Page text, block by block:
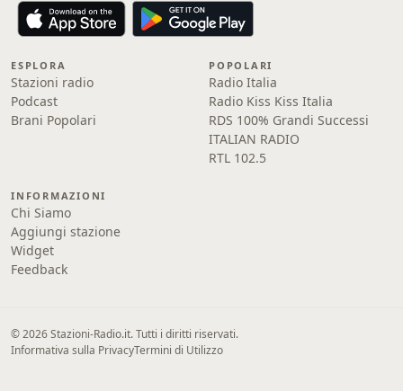
ESPLORA
Stazioni radio
Podcast
Brani Popolari
POPOLARI
Radio Italia
Radio Kiss Kiss Italia
RDS 100% Grandi Successi
ITALIAN RADIO
RTL 102.5
INFORMAZIONI
Chi Siamo
Aggiungi stazione
Widget
Feedback
© 2026 Stazioni-Radio.it. Tutti i diritti riservati.
Informativa sulla PrivacyTermini di Utilizzo